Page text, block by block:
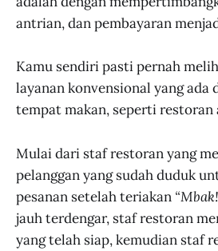
antrian, dan pembayaran
Kamu sendiri pasti pernah
layanan konvensional yang ada
tempat makan, seperti restoran
Mulai dari staf restoran yang
pelanggan yang sudah duduk
pesanan setelah teriakan
jauh terdengar, staf restoran
yang telah siap, kemudian staf